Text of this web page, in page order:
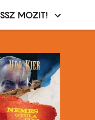
MOZIT!